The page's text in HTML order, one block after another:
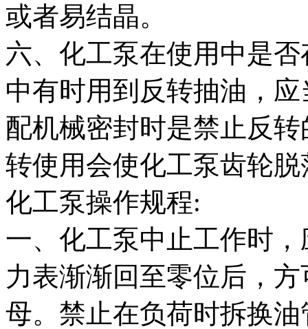
或者易结晶。
六、化工泵在使用中是
中有时用到反转抽油，
配机械密封时是禁止反
转使用会使化工泵齿轮脱
化工泵操作规程:
一、化工泵中止工作时
力表渐渐回至零位后，
母。禁止在负荷时拆换